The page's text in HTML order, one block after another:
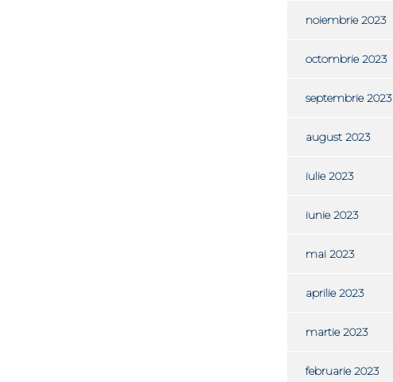
noiembrie 2023
octombrie 2023
septembrie 2023
august 2023
iulie 2023
iunie 2023
mai 2023
aprilie 2023
martie 2023
februarie 2023